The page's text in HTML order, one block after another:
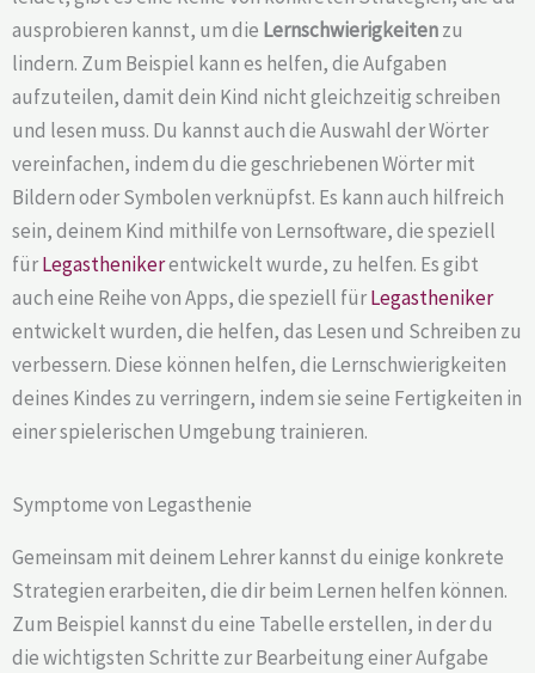
ausprobieren kannst, um die Lernschwierigkeitenzu
lindern. Zum Beispiel kann es helfen, die Aufgaben
aufzuteilen, damit dein Kind nicht gleichzeitig schreiben
und lesen muss. Du kannst auch die Auswahl der Wörter
vereinfachen, indem du die geschriebenen Wörter mit
Bildern oder Symbolen verknüpfst. Es kann auch hilfreich
sein, deinem Kind mithilfe von Lernsoftware, die speziell
fürLegasthenikerentwickelt wurde, zu helfen. Es gibt
auch eine Reihe von Apps, die speziell fürLegastheniker
entwickelt wurden, die helfen, das Lesen und Schreiben zu
verbessern. Diese können helfen, die Lernschwierigkeiten
deines Kindes zu verringern, indem sie seine Fertigkeiten in
einer spielerischen Umgebung trainieren.
Symptome von Legasthenie
Gemeinsam mit deinem Lehrer kannst du einige konkrete
Strategien erarbeiten, die dir beim Lernen helfen können.
Zum Beispiel kannst du eine Tabelle erstellen, in der du
die wichtigsten Schritte zur Bearbeitung einer Aufgabe